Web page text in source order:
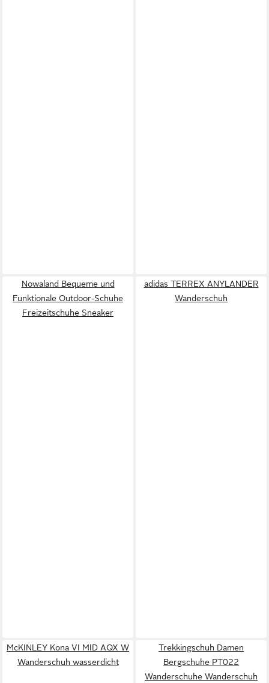
Nowaland Bequeme und
Funktionale Outdoor-Schuhe
Freizeitschuhe Sneaker
adidas TERREX ANYLANDER
Wanderschuh
McKINLEY Kona VI MID AQX W
Wanderschuh wasserdicht
Trekkingschuh Damen
Bergschuhe PT022
Wanderschuhe Wanderschuh